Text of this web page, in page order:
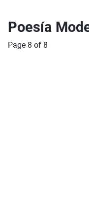
Poesía
Page 8 of 8